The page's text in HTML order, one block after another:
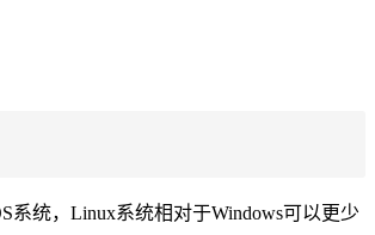
统，Linux系统相对于Windows可以更少